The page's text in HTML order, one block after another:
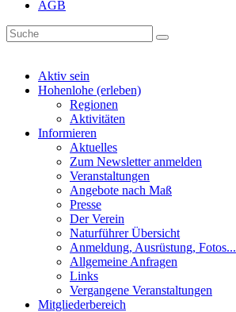
AGB
Aktiv sein
Hohenlohe (erleben)
Regionen
Aktivitäten
Informieren
Aktuelles
Zum Newsletter anmelden
Veranstaltungen
Angebote nach Maß
Presse
Der Verein
Naturführer Übersicht
Anmeldung, Ausrüstung, Fotos...
Allgemeine Anfragen
Links
Vergangene Veranstaltungen
Mitgliederbereich